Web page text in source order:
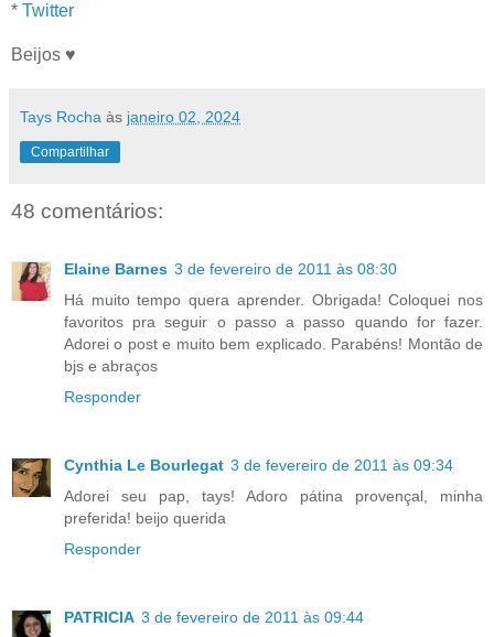
* Twitter
Beijos ♥
Tays Rocha às janeiro 02, 2024
Compartilhar
48 comentários:
Elaine Barnes 3 de fevereiro de 2011 às 08:30
Há muito tempo quera aprender. Obrigada! Coloquei nos
favoritos pra seguir o passo a passo quando for fazer.
Adorei o post e muito bem explicado. Parabéns! Montão de
bjs e abraços
Responder
Cynthia Le Bourlegat 3 de fevereiro de 2011 às 09:34
Adorei seu pap, tays! Adoro pátina provençal, minha
preferida! beijo querida
Responder
PATRICIA 3 de fevereiro de 2011 às 09:44